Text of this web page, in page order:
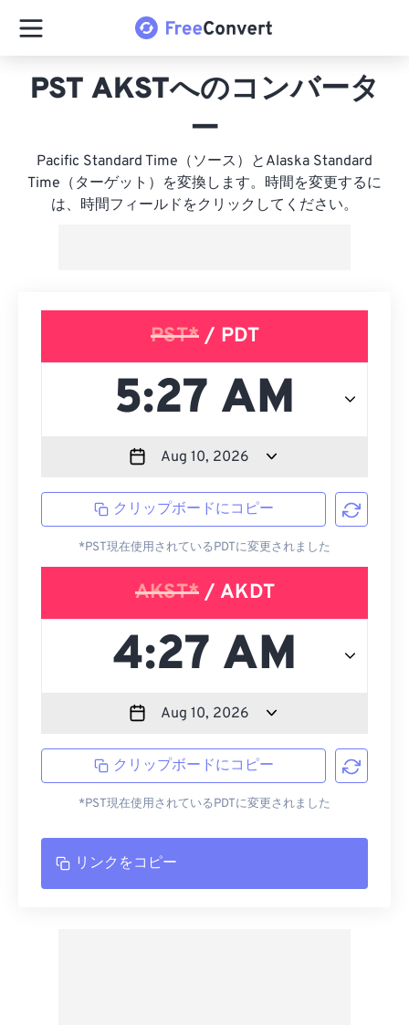
PST AKSTへのコンバータ
ー
Pacific Standard Time（ソース）とAlaska Standard
Time（ターゲット）を変換します。時間を変更するに
は、時間フィールドをクリックしてください。
PST*/ PDT
クリップボードにコピー
*PST現在使用されているPDTに変更されました
AKST*/ AKDT
クリップボードにコピー
*PST現在使用されているPDTに変更されました
リンクをコピー